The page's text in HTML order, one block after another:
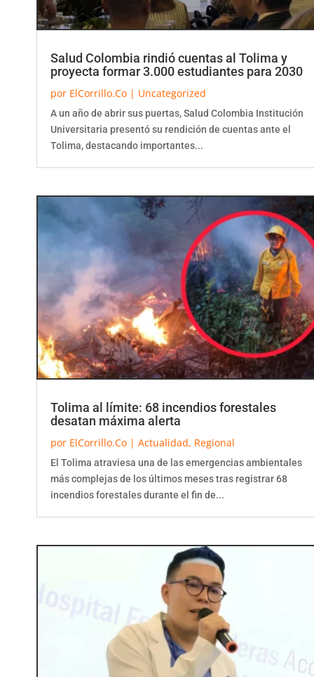
Salud Colombia rindió cuentas al Tolima y
proyecta formar 3.000 estudiantes para 2030
por ElCorrillo.Co | Uncategorized
A un año de abrir sus puertas, Salud Colombia Institución
Universitaria presentó su rendición de cuentas ante el
Tolima, destacando importantes...
Tolima al límite: 68 incendios forestales
desatan máxima alerta
por ElCorrillo.Co | Actualidad, Regional
El Tolima atraviesa una de las emergencias ambientales
más complejas de los últimos meses tras registrar 68
incendios forestales durante el fin de...